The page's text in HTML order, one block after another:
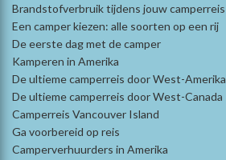
Brandstofverbruik tijdens jouw camperreis
Een camper kiezen: alle soorten op een rij
De eerste dag met de camper
Kamperen in Amerika
De ultieme camperreis door West-Amerika
De ultieme camperreis door West-Canada
Camperreis Vancouver Island
Ga voorbereid op reis
Camperverhuurders in Amerika